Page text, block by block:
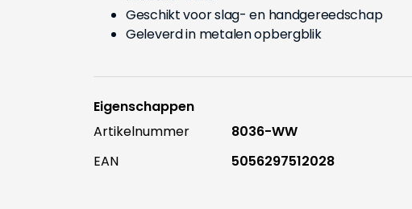
Geschikt voor slag- en handgereedschap
Geleverd in metalen opbergblik
Eigenschappen
Artikelnummer
8036-WW
EAN
5056297512028